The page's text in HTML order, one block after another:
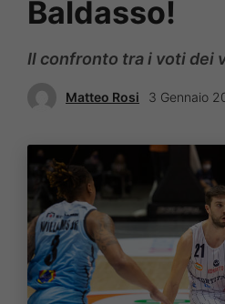
Baldasso!
Il confronto tra i voti dei
Matteo Rosi 3 Gennaio